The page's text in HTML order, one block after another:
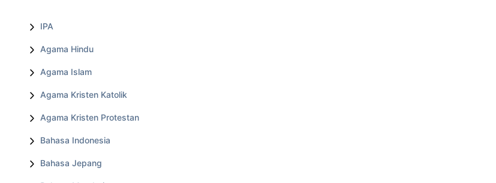
IPA
Agama Hindu
Agama Islam
Agama Kristen Katolik
Agama Kristen Protestan
Bahasa Indonesia
Bahasa Jepang